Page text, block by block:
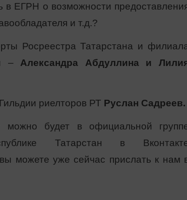
в ЕГРН о возможности
и т.д.?
Росреестра Татарстана и
– Александра Абдуллина и
риелторов РТ Руслан Садреев.
можно будет в официальной
Татарстан в
можете уже сейчас прислать к нам